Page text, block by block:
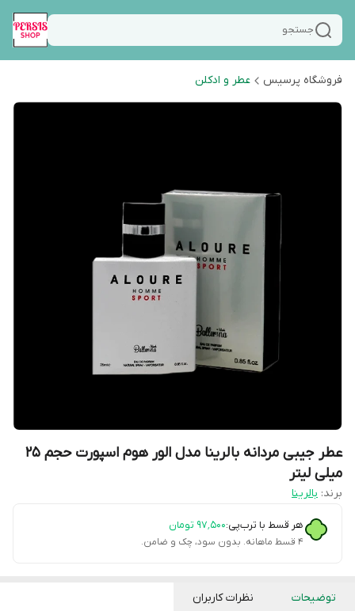
جستجو
فروشگاه پرسیس عطر و ادکلن
عطر جیبی مردانه بالرینا مدل الور هوم اسپورت حجم 25
میلی لیتر
برند: بالرینا
هر قسط با ترب‌پی:۹۷٬۵۰۰ تومان
۴ قسط ماهانه. بدون سود، چک و ضامن.
توضیحات نظرات کاربران